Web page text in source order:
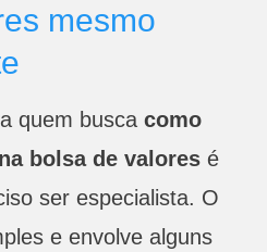
mesmo
quem busca como
bolsa de valoresé
ser especialista. O
e envolve alguns